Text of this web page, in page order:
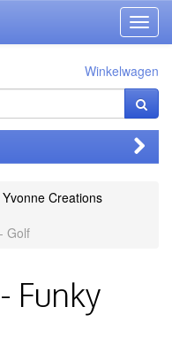
Winkelwagen
Yvonne Creations
Golf
Funky